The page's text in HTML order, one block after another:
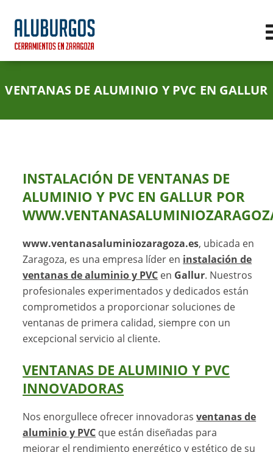
VENTANAS DE ALUMINIO Y PVC EN GALLUR
INSTALACIÓN DE VENTANAS DE
ALUMINIO Y PVC EN GALLUR POR
www.ventanasaluminiozaragoza.es, ubicada en
Zaragoza, es una empresa líder en instalación de
ventanas de aluminio y PVC en Gallur. Nuestros
profesionales experimentados y dedicados están
comprometidos a proporcionar soluciones de
ventanas de primera calidad, siempre con un
excepcional servicio al cliente.
VENTANAS DE ALUMINIO Y PVC
INNOVADORAS
Nos enorgullece ofrecer innovadorasventanas de
aluminio y PVC que están diseñadas para
mejorar el rendimiento energético y estético de su